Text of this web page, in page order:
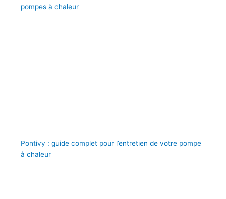
pompes à chaleur
Pontivy : guide complet pour l’entretien de votre pompe
à chaleur